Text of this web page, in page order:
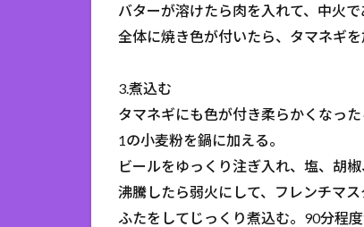
バターが溶けたら肉を入れて、中火
全体に焼き色が付いたら、タマネギを
3.煮込む
タマネギにも色が付き柔らかくなった
1の小麦粉を鍋に加える。
ビールをゆっくり注ぎ入れ、塩、胡
沸騰したら弱火にして、フレンチマ
ふたをしてじっくり煮込む。90分程度